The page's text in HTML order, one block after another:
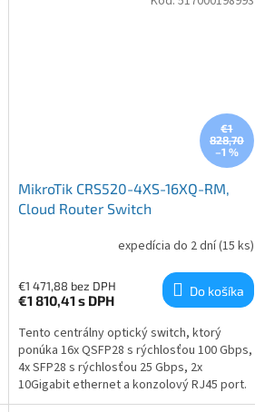
€1
828,70
–1 %
MikroTik CRS520-4XS-16XQ-RM,
Cloud Router Switch
expedícia do 2 dní(15 ks)
€1 471,88 bez DPH
€1 810,41 s DPH
Do košíka
Tento centrálny optický switch, ktorý
ponúka 16x QSFP28 s rýchlosťou 100 Gbps,
4x SFP28 s rýchlosťou 25 Gbps, 2x
10Gigabit ethernet a konzolový RJ45 port.